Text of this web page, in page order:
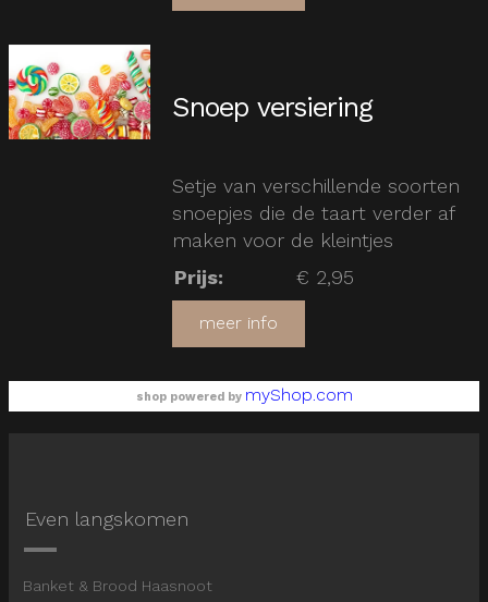
Snoep versiering
Setje van verschillende soorten
snoepjes die de taart verder af
maken voor de kleintjes
Prijs: € 2,95
meer info
shop powered by myShop.com
Even langskomen
Banket & Brood Haasnoot